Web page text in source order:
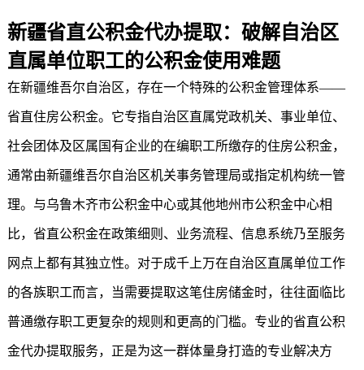
新疆省直公积金代办提取：破解自治区
直属单位职工的公积金使用难题
在新疆维吾尔自治区，存在一个特殊的公积金管理体系——
省直住房公积金。它专指自治区直属党政机关、事业单位、
社会团体及区属国有企业的在编职工所缴存的住房公积金，
通常由新疆维吾尔自治区机关事务管理局或指定机构统一管
理。与乌鲁木齐市公积金中心或其他地州市公积金中心相
比，省直公积金在政策细则、业务流程、信息系统乃至服务
网点上都有其独立性。对于成千上万在自治区直属单位工作
的各族职工而言，当需要提取这笔住房储金时，往往面临比
普通缴存职工更复杂的规则和更高的门槛。专业的省直公积
金代办提取服务，正是为这一群体量身打造的专业解决方